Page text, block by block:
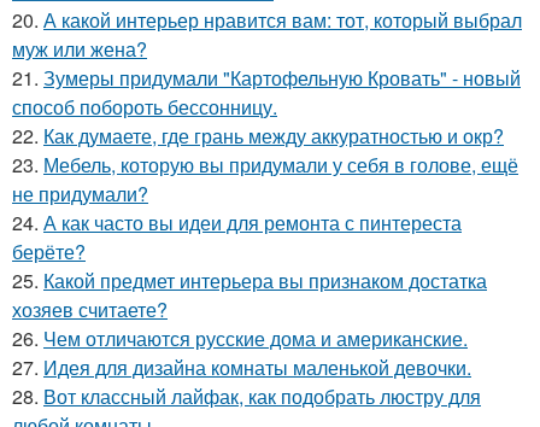
20. А какой интерьер нравится вам: тот, который выбрал
муж или жена?
21. Зумеры придумали "Картофельную Кровать" - новый
способ побороть бессонницу.
22. Как думаете, где грань между аккуратностью и окр?
23. Мебель, которую вы придумали у себя в голове, ещё
не придумали?
24. А как часто вы идеи для ремонта с пинтереста
берёте?
25. Какой предмет интерьера вы признаком достатка
хозяев считаете?
26. Чем отличаются русские дома и американские.
27. Идея для дизайна комнаты маленькой девочки.
28. Вот классный лайфак, как подобрать люстру для